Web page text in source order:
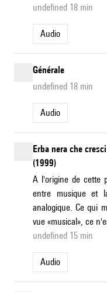
undefined 18 min
Audio
Générale
undefined 18 min
Audio
Erba nera che
(1999)
A l'origine de cette
entre musique et
analogique. Ce qui
vue «musical», ce
undefined 15 min
Audio